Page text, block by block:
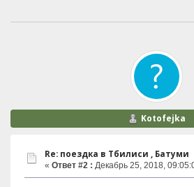
Kotofejka
Re: поездка в Тбилиси , Батуми
« Ответ #2 : Декабрь 25, 2018,